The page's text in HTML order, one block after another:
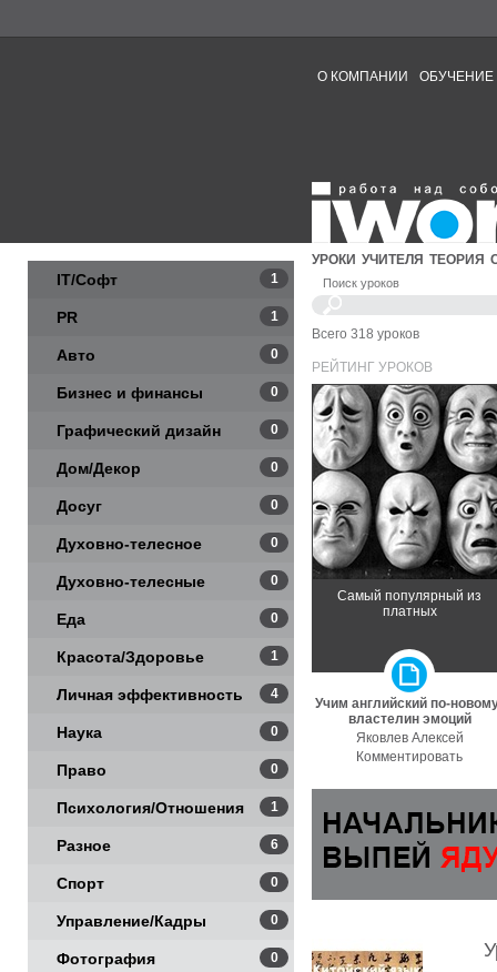
О КОМПАНИИ ОБУЧЕНИЕ
УРОКИ УЧИТЕЛЯ ТЕОРИЯ
Поиск уроков
Всего 318 уроков
РЕЙТИНГ УРОКОВ
Самый популярный из
платных
Учим английский по-
властелин эмоций
Яковлев Алексей
Комментировать
IT/Софт 1
PR 1
Авто 0
Бизнес и финансы 0
Графический дизайн 0
Дом/Декор 0
Досуг 0
Духовно-телесное 0
Духовно-телесные
практики
0
Еда 0
Красота/Здоровье 1
Личная эффективность 4
Наука 0
Право 0
Психология/Отношения 1
Разное 6
Спорт 0
Управление/Кадры 0
Фотография 0